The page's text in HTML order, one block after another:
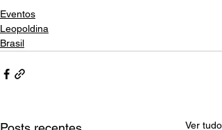
Eventos
Leopoldina
Brasil
Ver tudo